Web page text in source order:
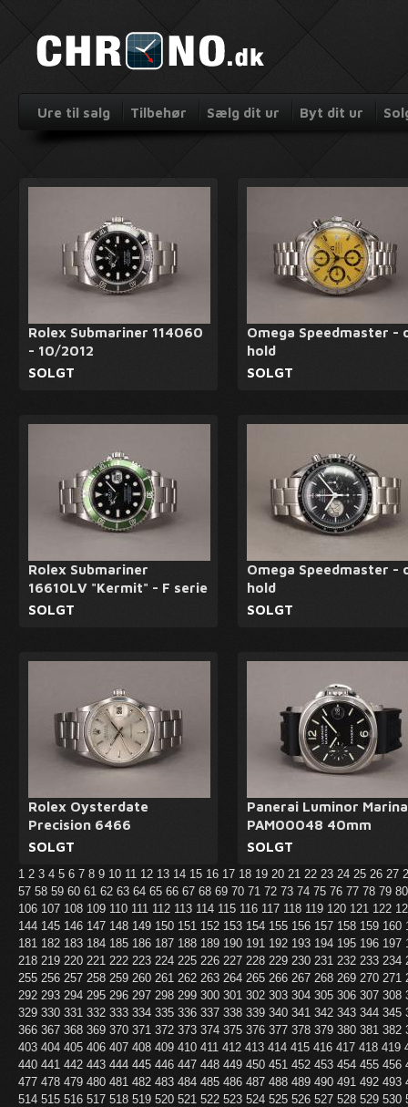
Ure til salg Tilbehør Sælg dit ur Byt dit ur
Rolex Submariner 114060
- 10/2012
SOLGT
Omega Speedmaster -
hold
SOLGT
Rolex Submariner
16610LV "Kermit" - F serie
SOLGT
Omega Speedmaster -
hold
SOLGT
Rolex Oysterdate
Precision 6466
SOLGT
Panerai Luminor Marina
PAM00048 40mm
SOLGT
1 2 3 4 5 6 7 8 9 10 11 12 13 14 15 16 17 18 19 20 21 22 23 24 25 26 27
57 58 59 60 61 62 63 64 65 66 67 68 69 70 71 72 73 74 75 76 77 78 79
106 107 108 109 110 111 112 113 114 115 116 117 118 119 120 121 122
144 145 146 147 148 149 150 151 152 153 154 155 156 157 158 159 160
181 182 183 184 185 186 187 188 189 190 191 192 193 194 195 196 197
218 219 220 221 222 223 224 225 226 227 228 229 230 231 232 233 234
255 256 257 258 259 260 261 262 263 264 265 266 267 268 269 270 271
292 293 294 295 296 297 298 299 300 301 302 303 304 305 306 307 308
329 330 331 332 333 334 335 336 337 338 339 340 341 342 343 344 345
366 367 368 369 370 371 372 373 374 375 376 377 378 379 380 381 382
403 404 405 406 407 408 409 410 411 412 413 414 415 416 417 418 419
440 441 442 443 444 445 446 447 448 449 450 451 452 453 454 455 456
477 478 479 480 481 482 483 484 485 486 487 488 489 490 491 492 493
514 515 516 517 518 519 520 521 522 523 524 525 526 527 528 529 530